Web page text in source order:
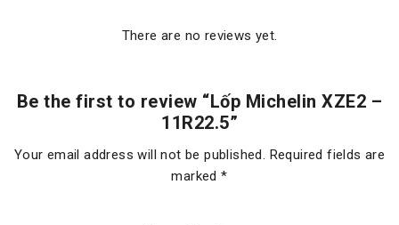
There are no reviews yet.
Be the first to review “Lốp Michelin XZE2 –
11R22.5”
Your email address will not be published. Required fields are
marked*